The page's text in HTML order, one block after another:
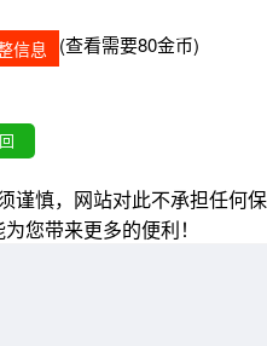
信息 (查看需要80金币)
谨慎，网站对此不承担任何保
您带来更多的便利！